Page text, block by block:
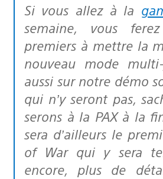
Si vous allez à la
semaine, vous
premiers à mettre la
nouveau mode
aussi sur notre démo
qui n’y seront pas,
serons à la PAX à la
sera d’ailleurs le
of War qui y sera
encore, plus de